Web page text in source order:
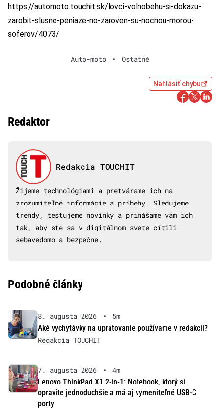
https://automoto.touchit.sk/lovci-volnobehu-si-dokazu-
zarobit-slusne-peniaze-no-zaroven-su-nocnou-morou-
soferov/4073/
Auto-moto • Ostatné
Nahlásiť chybu
Redaktor
Redakcia TOUCHIT
Žijeme technológiami a pretvárame ich na
zrozumiteľné informácie a príbehy. Sledujeme
trendy, testujeme novinky a prinášame vám ich
tak, aby ste sa v digitálnom svete cítili
sebavedomo a bezpečne.
Podobné články
8. augusta 2026 •
5m
Aké vychytávky na upratovanie používame v redakcii?
Redakcia TOUCHIT
7. augusta 2026 •
4m
Lenovo ThinkPad X1 2-in-1: Notebook, ktorý si
opravíte jednoduchšie a má aj vymeniteľné USB-C
porty